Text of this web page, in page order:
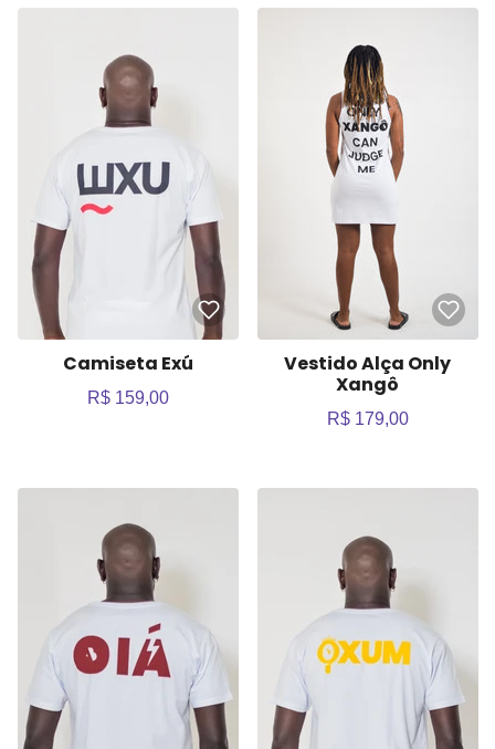
Camiseta Exú
R$ 159,00
Vestido Alça Only
Xangô
R$ 179,00